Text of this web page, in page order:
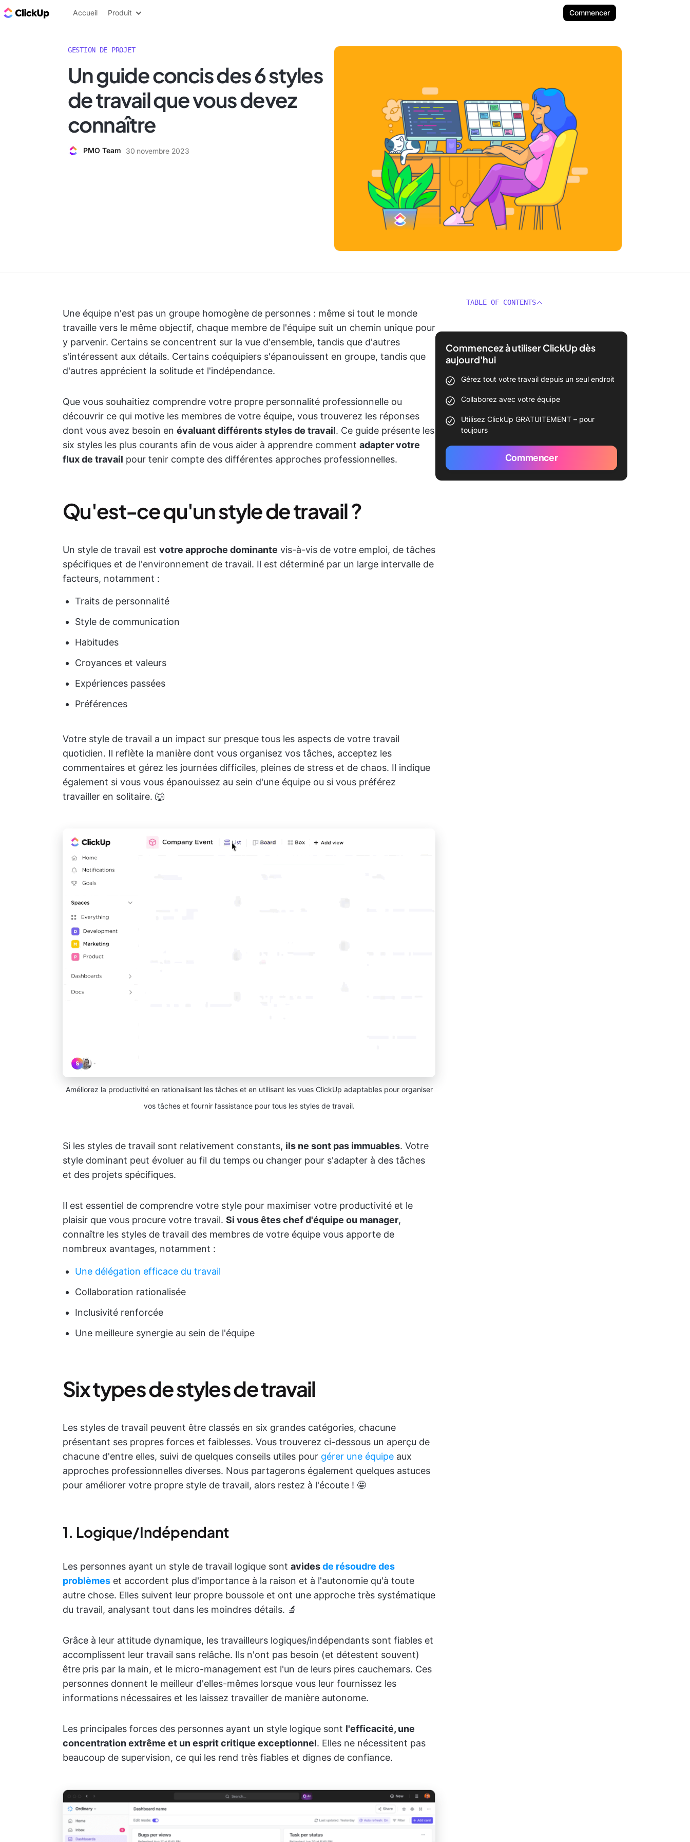
ClickUp Blog
Accueil Produit Commencer
GESTION DE PROJET
Un guide concis des 6 styles
de travail que vous devez
connaître
PMO Team 30 novembre 2023
Une équipe n'est pas un groupe homogène de personnes : même si tout le monde
travaille vers le même objectif, chaque membre de l'équipe suit un chemin unique pour
y parvenir. Certains se concentrent sur la vue d'ensemble, tandis que d'autres
s'intéressent aux détails. Certains coéquipiers s'épanouissent en groupe, tandis que
d'autres apprécient la solitude et l'indépendance.
Que vous souhaitiez comprendre votre propre personnalité professionnelle ou
découvrir ce qui motive les membres de votre équipe, vous trouverez les réponses
dont vous avez besoin en évaluant différents styles de travail. Ce guide présente les
six styles les plus courants afin de vous aider à apprendre comment adapter votre
flux de travail pour tenir compte des différentes approches professionnelles.
Qu'est-ce qu'un style de travail ?
Un style de travail est votre approche dominante vis-à-vis de votre emploi, de tâches
spécifiques et de l'environnement de travail. Il est déterminé par un large intervalle de
facteurs, notamment :
Traits de personnalité
Style de communication
Habitudes
Croyances et valeurs
Expériences passées
Préférences
Votre style de travail a un impact sur presque tous les aspects de votre travail
quotidien. Il reflète la manière dont vous organisez vos tâches, acceptez les
commentaires et gérez les journées difficiles, pleines de stress et de chaos. Il indique
également si vous vous épanouissez au sein d'une équipe ou si vous préférez
travailler en solitaire. 🐺
Améliorez la productivité en rationalisant les tâches et en utilisant les vues ClickUp adaptables pour organiser
vos tâches et fournir l’assistance pour tous les styles de travail.
Si les styles de travail sont relativement constants, ils ne sont pas immuables. Votre
style dominant peut évoluer au fil du temps ou changer pour s'adapter à des tâches
et des projets spécifiques.
Il est essentiel de comprendre votre style pour maximiser votre productivité et le
plaisir que vous procure votre travail. Si vous êtes chef d'équipe ou manager,
connaître les styles de travail des membres de votre équipe vous apporte de
nombreux avantages, notamment :
Une délégation efficace du travail
Collaboration rationalisée
Inclusivité renforcée
Une meilleure synergie au sein de l'équipe
Six types de styles de travail
Les styles de travail peuvent être classés en six grandes catégories, chacune
présentant ses propres forces et faiblesses. Vous trouverez ci-dessous un aperçu de
chacune d'entre elles, suivi de quelques conseils utiles pour gérer une équipe aux
approches professionnelles diverses. Nous partagerons également quelques astuces
pour améliorer votre propre style de travail, alors restez à l'écoute ! 🤩
1. Logique/Indépendant
Les personnes ayant un style de travail logique sont avidesde résoudre des
problèmes et accordent plus d'importance à la raison et à l'autonomie qu'à toute
autre chose. Elles suivent leur propre boussole et ont une approche très systématique
du travail, analysant tout dans les moindres détails. 🔬
Grâce à leur attitude dynamique, les travailleurs logiques/indépendants sont fiables et
accomplissent leur travail sans relâche. Ils n'ont pas besoin (et détestent souvent)
être pris par la main, et le micro-management est l'un de leurs pires cauchemars. Ces
personnes donnent le meilleur d'elles-mêmes lorsque vous leur fournissez les
informations nécessaires et les laissez travailler de manière autonome.
Les principales forces des personnes ayant un style logique sont l'efficacité, une
concentration extrême et un esprit critique exceptionnel. Elles ne nécessitent pas
beaucoup de supervision, ce qui les rend très fiables et dignes de confiance.
TABLE OF CONTENTS
Commencez à utiliser ClickUp dès
aujourd'hui
Gérez tout votre travail depuis un seul endroit
Collaborez avec votre équipe
Utilisez ClickUp GRATUITEMENT – pour
toujours
Commencer